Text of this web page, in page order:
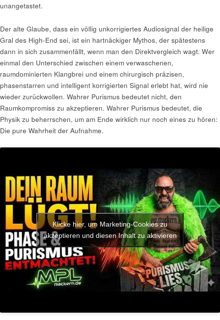
unangetastet.
Der alte Glaube, dass ein völlig unkorrigiertes Audiosignal der heilige
Gral des High-End sei, ist ein hartnäckiger Mythos, der spätestens
dann in sich zusammenfällt, wenn man den Direktvergleich wagt. Wer
einmal den Unterschied zwischen einem verwaschenen,
raumdominierten Klangbrei und einem chirurgisch präzisen,
phasenstarren und intelligent korrigierten Signal erlebt hat, wird nie
wieder zurückwollen. Wahrer Purismus bedeutet nicht, den
Raumkompromiss zu akzeptieren. Wahrer Purismus bedeutet, die
Physik zu beherrschen, um am Ende wirklich nur noch eines zu hören:
Die pure Wahrheit der Aufnahme.
Klicke hier, um Marketing-Cookies zu
akzeptieren und diesen Inhalt zu aktivieren